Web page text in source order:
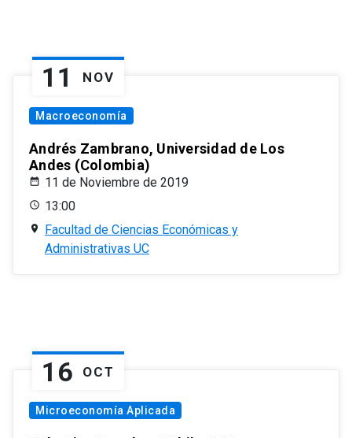
11 NOV
Macroeconomía
Andrés Zambrano, Universidad de Los
Andes (Colombia)
11 de Noviembre de 2019
13:00
Facultad de Ciencias Económicas y
Administrativas UC
16 OCT
Microeconomía Aplicada